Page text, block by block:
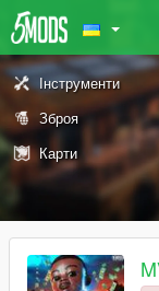
Інструменти
Зброя
Карти